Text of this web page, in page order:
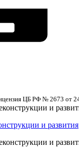
ЦБ РФ № 2673 от
и развития